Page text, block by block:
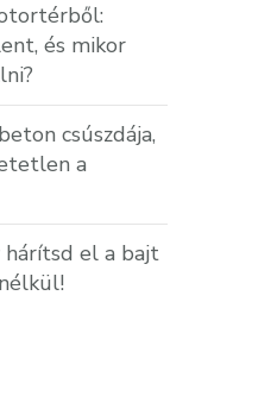
és mikor
csúszdája,
a
el a bajt